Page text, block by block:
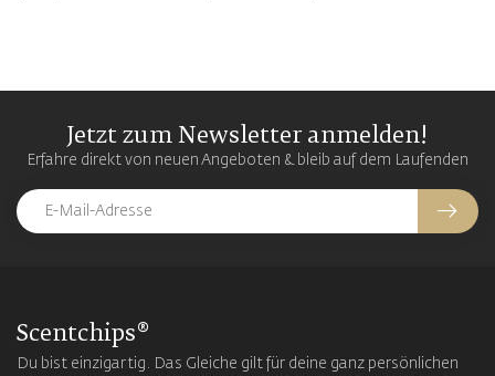
Jetzt zum Newsletter anmelden!
Erfahre direkt von neuen Angeboten & bleib auf dem Laufenden
Scentchips®
Du bist einzigartig. Das Gleiche gilt für deine ganz persönlichen